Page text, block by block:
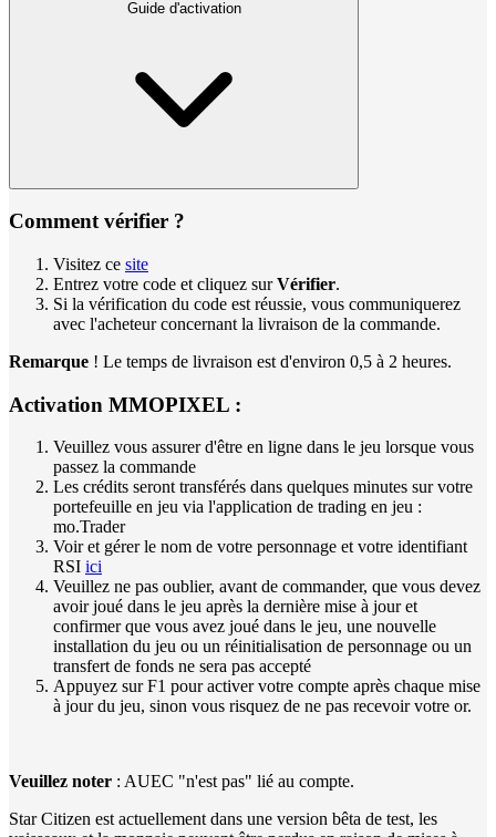
Guide d'activation
Comment vérifier ?
Visitez ce site
Entrez votre code et cliquez surVérifier.
Si la vérification du code est réussie, vous communiquerez
avec l'acheteur concernant la livraison de la commande.
Remarque ! Le temps de livraison est d'environ 0,5 à 2 heures.
Activation MMOPIXEL :
Veuillez vous assurer d'être en ligne dans le jeu lorsque vous
passez la commande
Les crédits seront transférés dans quelques minutes sur votre
portefeuille en jeu via l'application de trading en jeu :
mo.Trader
Voir et gérer le nom de votre personnage et votre identifiant
RSI ici
Veuillez ne pas oublier, avant de commander, que vous devez
avoir joué dans le jeu après la dernière mise à jour et
confirmer que vous avez joué dans le jeu, une nouvelle
installation du jeu ou un réinitialisation de personnage ou un
transfert de fonds ne sera pas accepté
Appuyez sur F1 pour activer votre compte après chaque mise
à jour du jeu, sinon vous risquez de ne pas recevoir votre or.
Veuillez noter : AUEC "n'est pas" lié au compte.
Star Citizen est actuellement dans une version bêta de test, les